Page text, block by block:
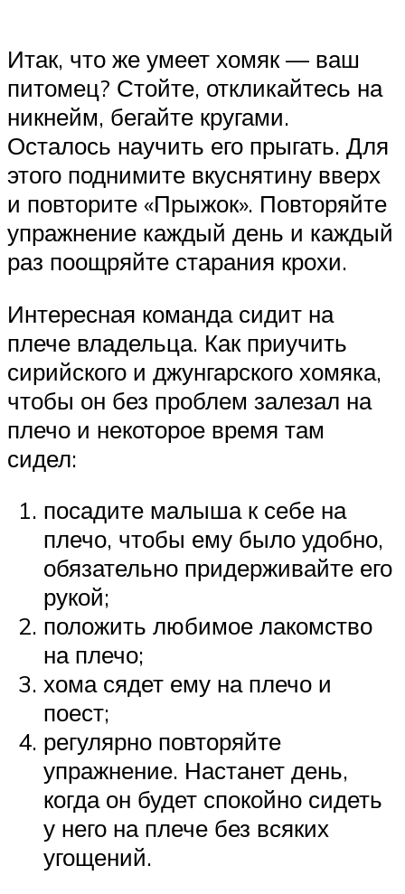
Итак, что же умеет хомяк — ваш
питомец? Стойте, откликайтесь на
никнейм, бегайте кругами.
Осталось научить его прыгать. Для
этого поднимите вкуснятину вверх
и повторите «Прыжок». Повторяйте
упражнение каждый день и каждый
раз поощряйте старания крохи.
Интересная команда сидит на
плече владельца. Как приучить
сирийского и джунгарского хомяка,
чтобы он без проблем залезал на
плечо и некоторое время там
сидел:
посадите малыша к себе на
плечо, чтобы ему было удобно,
обязательно придерживайте его
рукой;
положить любимое лакомство
на плечо;
хома сядет ему на плечо и
поест;
регулярно повторяйте
упражнение. Настанет день,
когда он будет спокойно сидеть
у него на плече без всяких
угощений.